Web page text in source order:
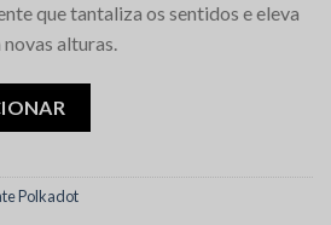
que tantaliza os sentidos e eleva
alturas.
Polkadot